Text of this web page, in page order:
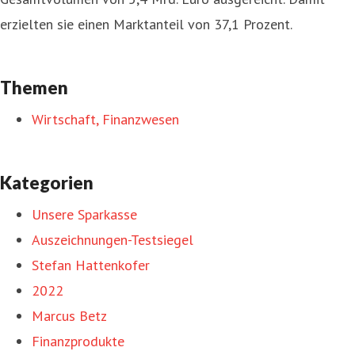
erzielten sie einen Marktanteil von 37,1 Prozent.
Themen
Wirtschaft, Finanzwesen
Kategorien
Unsere Sparkasse
Auszeichnungen-Testsiegel
Stefan Hattenkofer
2022
Marcus Betz
Finanzprodukte